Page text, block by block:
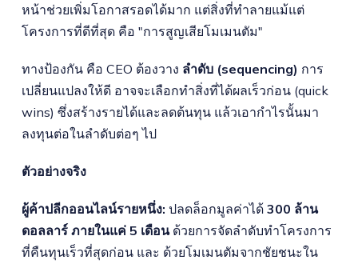
หน้าช่วยเพิ่มโอกาสรอดได้มาก แต่สิ่งที่ทำลายแม้แต่
โครงการที่ดีที่สุด คือ "การสูญเสียโมเมนตัม"
ทางป้องกัน คือ CEO ต้องวาง ลำดับ (sequencing) การ
เปลี่ยนแปลงให้ดี อาจจะเลือกทำสิ่งที่ได้ผลเร็วก่อน (quick
wins) ซึ่งสร้างรายได้และลดต้นทุน แล้วเอากำไรนั้นมา
ลงทุนต่อในลำดับต่อๆ ไป
ตัวอย่างจริง
ผู้ค้าปลีกออนไลน์รายหนึ่ง: ปลดล็อกมูลค่าได้ 300 ล้าน
ดอลลาร์ ภายในแค่ 5 เดือนด้วยการจัดลำดับทำโครงการ
ที่คืนทุนเร็วที่สุดก่อน และ ด้วยโมเมนตัมจากชัยชนะใน